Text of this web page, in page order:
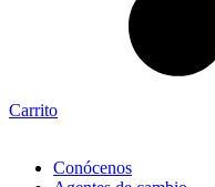
Carrito
Conócenos